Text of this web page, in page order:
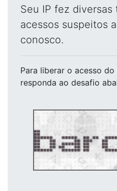
Seu IP fez
acessos suspeitos
conosco.
Para liberar o acesso do
responda ao desafio